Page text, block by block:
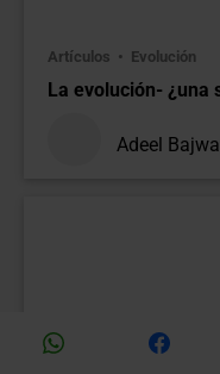
Artículos Evolución
La evolución- ¿una
Adeel Bajwa